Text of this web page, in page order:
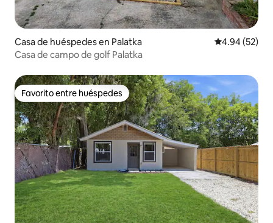
Casa de huéspedes en Palatka Calificación
4.94 (52)
Casa de campo de golf Palatka
Favorito entre huéspedes
Favorito entre huéspedes